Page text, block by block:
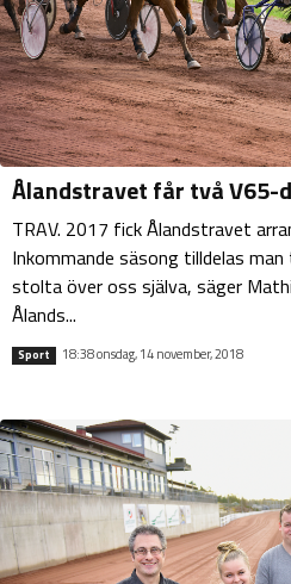
Ålandstravet får två V65-
TRAV. 2017 fick Ålandstravet
Inkommande säsong tilldelas
stolta över oss själva, säger
Ålands...
Sport 18:38 onsdag, 14 november, 2018